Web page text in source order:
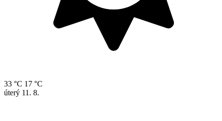
33 °C 17 °C
úterý 11. 8.